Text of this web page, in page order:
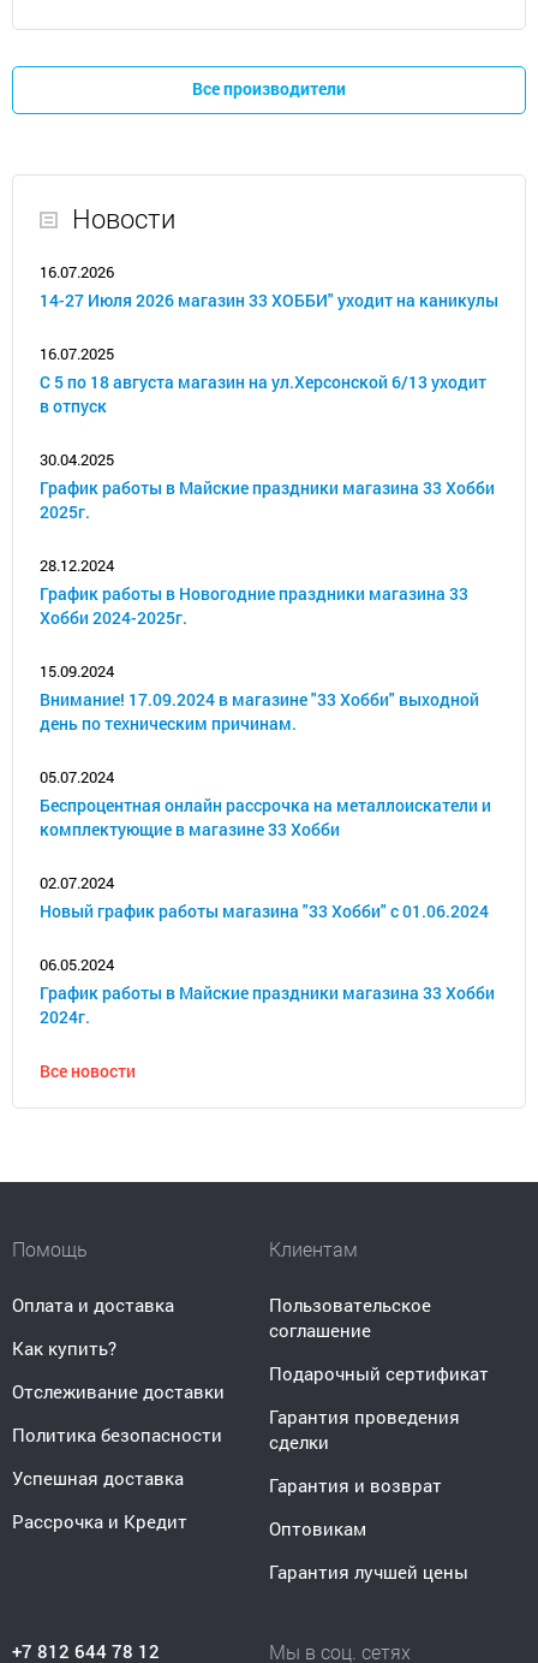
Все производители
Новости
16.07.2026
14-27 Июля 2026 магазин 33 ХОББИ" уходит на каникулы
16.07.2025
С 5 по 18 августа магазин на ул.Херсонской 6/13 уходит
в отпуск
30.04.2025
График работы в Майские праздники магазина 33 Хобби
2025г.
28.12.2024
График работы в Новогодние праздники магазина 33
Хобби 2024-2025г.
15.09.2024
Внимание! 17.09.2024 в магазине "33 Хобби" выходной
день по техническим причинам.
05.07.2024
Беспроцентная онлайн рассрочка на металлоискатели и
комплектующие в магазине 33 Хобби
02.07.2024
Новый график работы магазина "33 Хобби" с 01.06.2024
06.05.2024
График работы в Майские праздники магазина 33 Хобби
2024г.
Все новости
Помощь
Оплата и доставка
Как купить?
Отслеживание доставки
Политика безопасности
Успешная доставка
Рассрочка и Кредит
Клиентам
Пользовательское
соглашение
Подарочный сертификат
Гарантия проведения
сделки
Гарантия и возврат
Оптовикам
Гарантия лучшей цены
+7 812 644 78 12 Мы в соц. сетях